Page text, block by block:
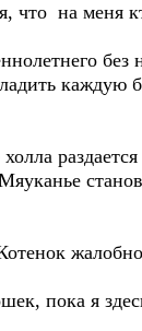
что на меня
каждую
пока я